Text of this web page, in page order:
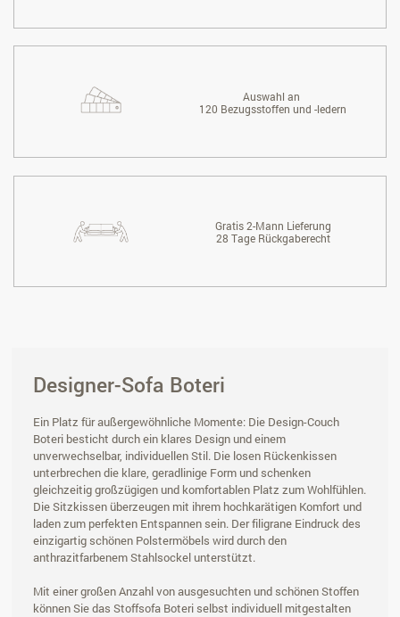
Auswahl an
120 Bezugsstoffen und -ledern
Gratis 2-Mann Lieferung
28 Tage Rückgaberecht
Designer-Sofa Boteri
Ein Platz für außergewöhnliche Momente: Die Design-Couch
Boteri besticht durch ein klares Design und einem
unverwechselbar, individuellen Stil. Die losen Rückenkissen
unterbrechen die klare, geradlinige Form und schenken
gleichzeitig großzügigen und komfortablen Platz zum Wohlfühlen.
Die Sitzkissen überzeugen mit ihrem hochkarätigen Komfort und
laden zum perfekten Entspannen sein. Der filigrane Eindruck des
einzigartig schönen Polstermöbels wird durch den
anthrazitfarbenem Stahlsockel unterstützt.
Mit einer großen Anzahl von ausgesuchten und schönen Stoffen
können Sie das Stoffsofa Boteri selbst individuell mitgestalten